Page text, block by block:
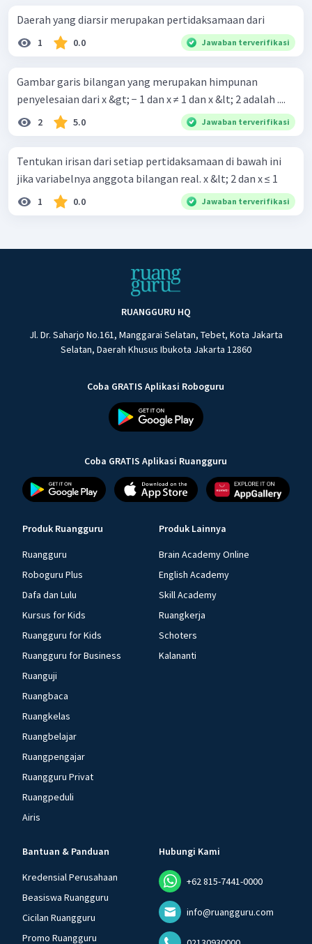
Daerah yang diarsir merupakan pertidaksamaan dari
1 0.0 Jawaban terverifikasi
Gambar garis bilangan yang merupakan himpunan
penyelesaian dari x &gt; − 1 dan x ≠ 1 dan x &lt; 2 adalah ....
2 5.0 Jawaban terverifikasi
Tentukan irisan dari setiap pertidaksamaan di bawah ini
jika variabelnya anggota bilangan real. x &lt; 2 dan x ≤ 1
1 0.0 Jawaban terverifikasi
RUANGGURU HQ
Jl. Dr. Saharjo No.161, Manggarai Selatan, Tebet, Kota Jakarta
Selatan, Daerah Khusus Ibukota Jakarta 12860
Coba GRATIS Aplikasi Roboguru
Coba GRATIS Aplikasi Ruangguru
Produk Ruangguru
Ruangguru
Roboguru Plus
Dafa dan Lulu
Kursus for Kids
Ruangguru for Kids
Ruangguru for Business
Ruanguji
Ruangbaca
Ruangkelas
Ruangbelajar
Ruangpengajar
Ruangguru Privat
Ruangpeduli
Airis
Produk Lainnya
Brain Academy Online
English Academy
Skill Academy
Ruangkerja
Schoters
Kalananti
Bantuan & Panduan
Kredensial Perusahaan
Beasiswa Ruangguru
Cicilan Ruangguru
Promo Ruangguru
Hubungi Kami
+62 815-7441-0000
info@ruangguru.com